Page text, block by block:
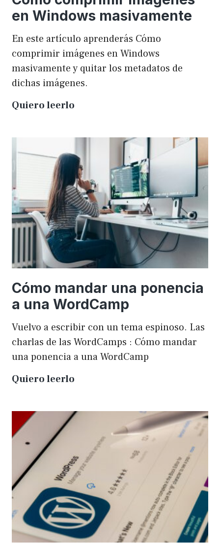
en Windows masivamente
En este artículo aprenderás Cómo
comprimir imágenes en Windows
masivamente y quitar los metadatos de
dichas imágenes.
Quiero leerlo
imágenes
Windows
masivamente
Cómo mandar una ponencia
a una WordCamp
Vuelvo a escribir con un tema espinoso. Las
charlas de las WordCamps : Cómo mandar
una ponencia a una WordCamp
Quiero leerlo
una
una
WordCamp